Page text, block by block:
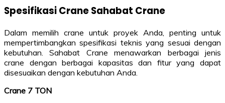
Spesifikasi Crane Sahabat Crane
Dalam memilih crane untuk proyek Anda, penting untuk
mempertimbangkan spesifikasi teknis yang sesuai dengan
kebutuhan. Sahabat Crane menawarkan berbagai jenis
crane dengan berbagai kapasitas dan fitur yang dapat
disesuaikan dengan kebutuhan Anda.
Crane 7 TON